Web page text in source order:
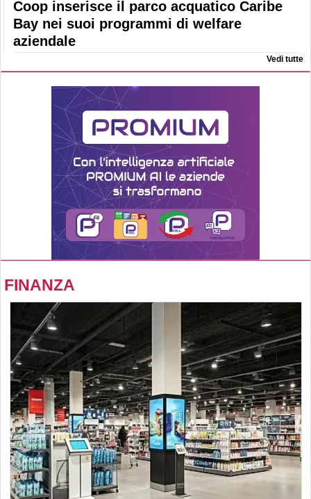
Coop inserisce il parco acquatico Caribe
Bay nei suoi programmi di welfare
aziendale
Vedi tutte
FINANZA